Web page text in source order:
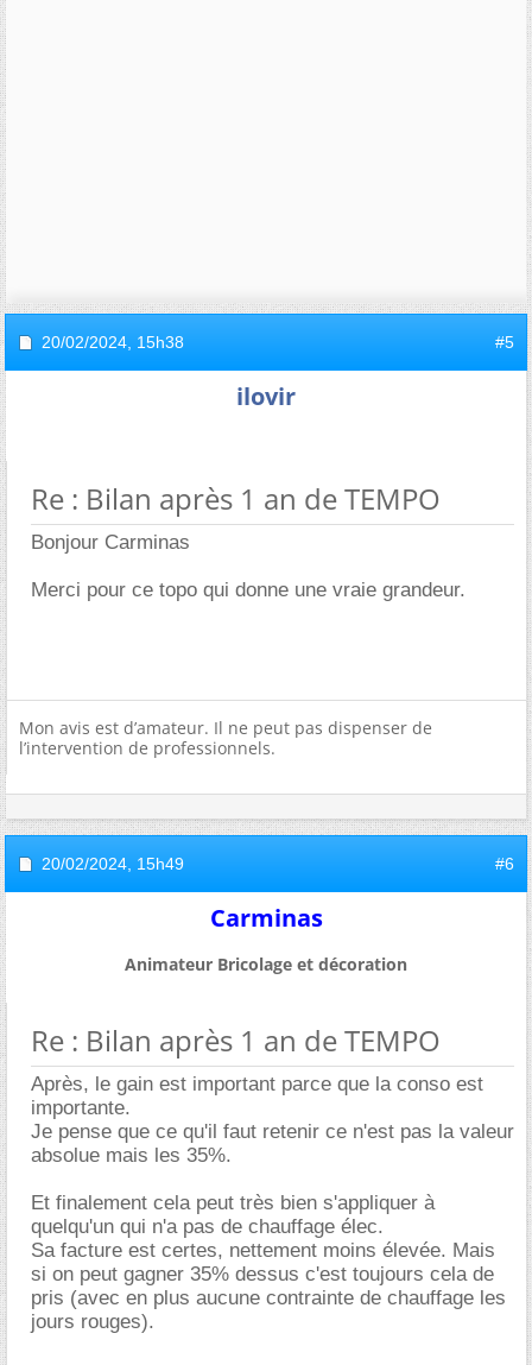
20/02/2024, 15h38 #5
ilovir
Re : Bilan après 1 an de TEMPO
Bonjour Carminas
Merci pour ce topo qui donne une vraie grandeur.
Mon avis est d’amateur. Il ne peut pas dispenser de
l’intervention de professionnels.
20/02/2024, 15h49 #6
Carminas
Animateur Bricolage et décoration
Re : Bilan après 1 an de TEMPO
Après, le gain est important parce que la conso est
importante.
Je pense que ce qu'il faut retenir ce n'est pas la valeur
absolue mais les 35%.
Et finalement cela peut très bien s'appliquer à
quelqu'un qui n'a pas de chauffage élec.
Sa facture est certes, nettement moins élevée. Mais
si on peut gagner 35% dessus c'est toujours cela de
pris (avec en plus aucune contrainte de chauffage les
jours rouges).